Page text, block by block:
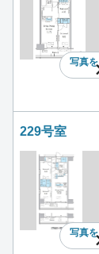
写真を
229号室
写真を